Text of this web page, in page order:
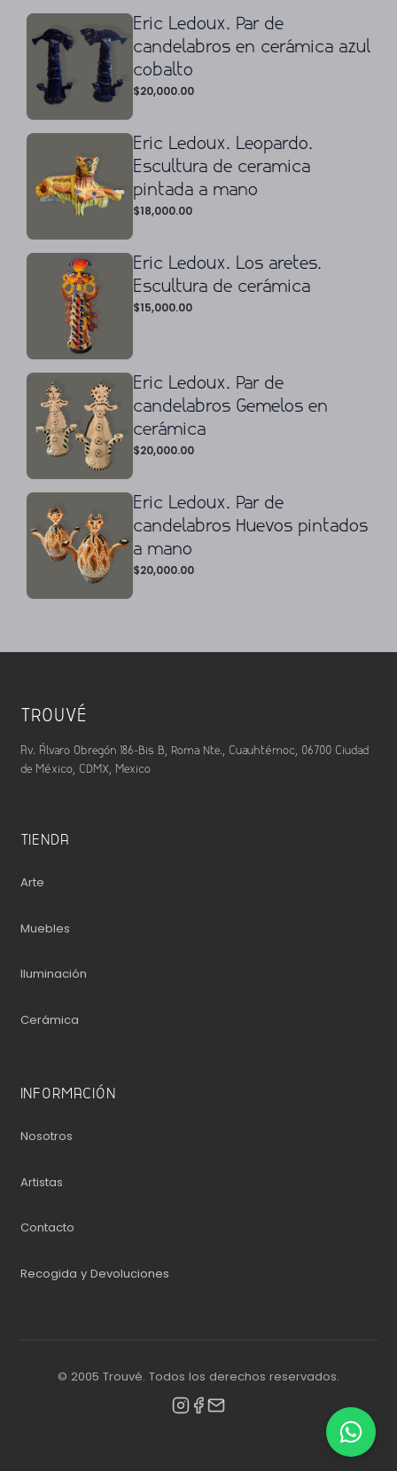
Eric Ledoux. Par de
candelabros en cerámica azul
cobalto
$20,000.00
Eric Ledoux. Leopardo.
Escultura de ceramica
pintada a mano
$18,000.00
Eric Ledoux. Los aretes.
Escultura de cerámica
$15,000.00
Eric Ledoux. Par de
candelabros Gemelos en
cerámica
$20,000.00
Eric Ledoux. Par de
candelabros Huevos pintados
a mano
$20,000.00
TROUVÉ
Av. Álvaro Obregón 186-Bis B, Roma Nte., Cuauhtémoc, 06700 Ciudad
de México, CDMX, Mexico
TIENDA
Arte
Muebles
Iluminación
Cerámica
INFORMACIÓN
Nosotros
Artistas
Contacto
Recogida y Devoluciones
© 2005 Trouvé. Todos los derechos reservados.